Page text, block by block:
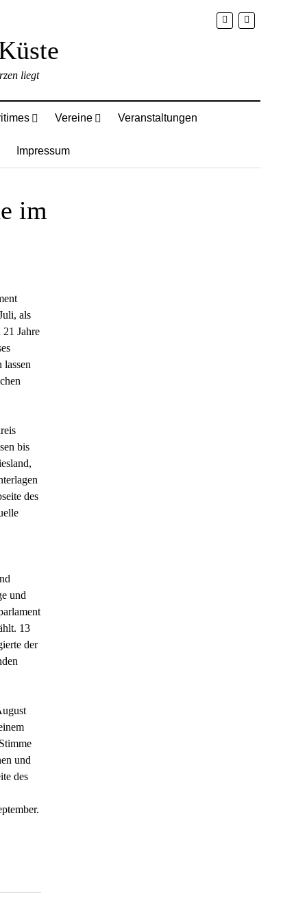
liegt
Vereine Veranstaltungen
Impressum
im
als
Jahre
lassen
bis
des
und
13
der
und
des